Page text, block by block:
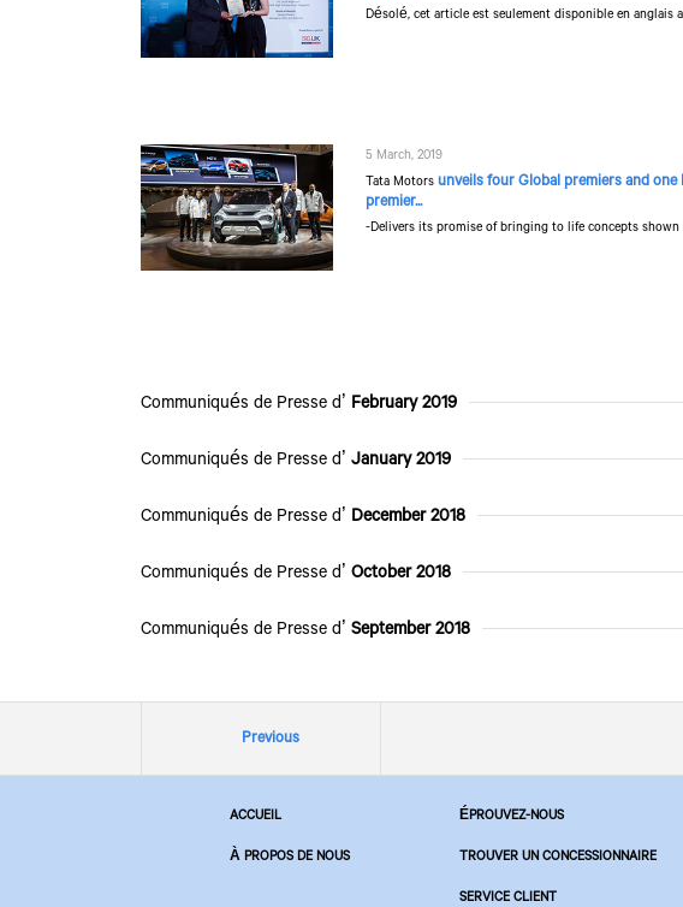
Désolé, cet article est seulement disponible en anglais
5 March, 2019
Tata Motors unveils four Global premiers and one
premier...
-Delivers its promise of bringing to life concepts shown
Communiqués de Presse d’ February 2019
Communiqués de Presse d’ January 2019
Communiqués de Presse d’ December 2018
Communiqués de Presse d’ October 2018
Communiqués de Presse d’ September 2018
Previous
ACCUEIL
À PROPOS DE NOUS
ÉPROUVEZ-NOUS
TROUVER UN CONCESSIONNAIRE
SERVICE CLIENT